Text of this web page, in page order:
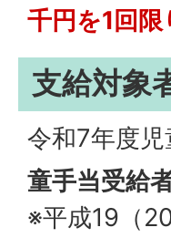
千円を1回限
支給対象
令和7年度
童手当受給
※平成19（